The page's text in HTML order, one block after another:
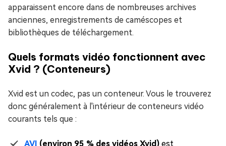
apparaissent encore dans de nombreuses archives
anciennes, enregistrements de caméscopes et
bibliothèques de téléchargement.
Quels formats vidéo fonctionnent avec
Xvid ? (Conteneurs)
Xvid est un codec, pas un conteneur. Vous le trouverez
donc généralement à l'intérieur de conteneurs vidéo
courants tels que :
AVI (environ 95 % des vidéos Xvid) est